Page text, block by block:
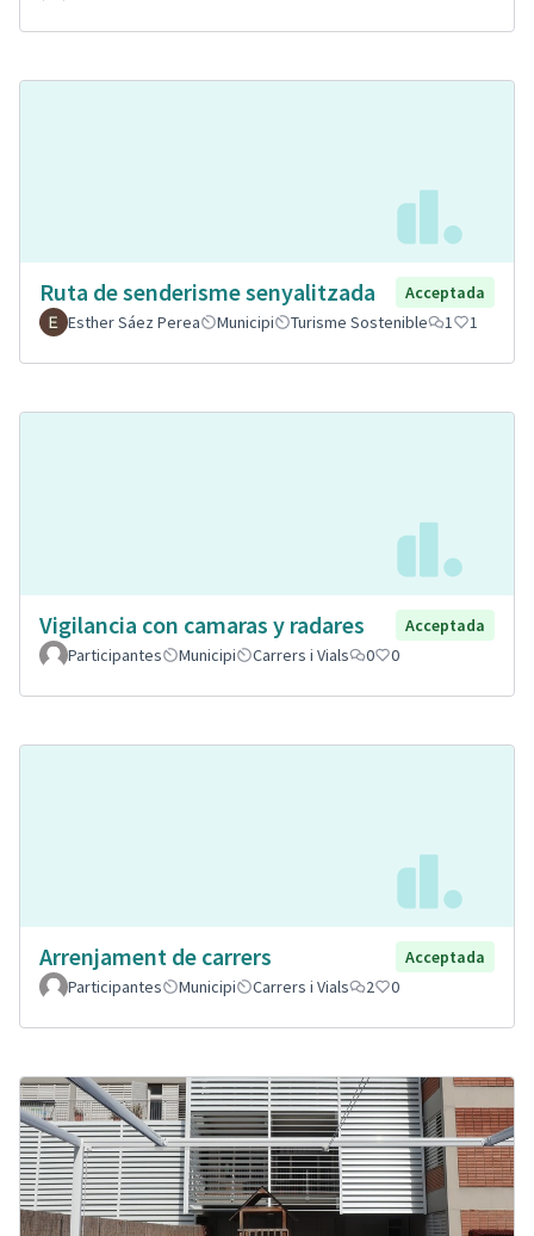
Ruta de senderisme senyalitzada
Acceptada
Esther Sáez Perea
Municipi Turisme Sostenible 1 1
Vigilancia con camaras y radares
Acceptada
Participantes
Municipi Carrers i Vials 0 0
Arrenjament de carrers
Acceptada
Participantes
Municipi Carrers i Vials 2 0